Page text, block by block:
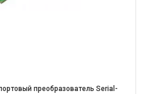
преобразователь Serial-